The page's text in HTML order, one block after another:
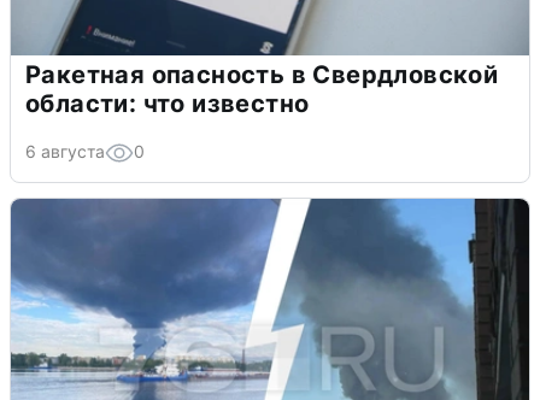
Ракетная опасность в Свердловской
области: что известно
6 августа 0